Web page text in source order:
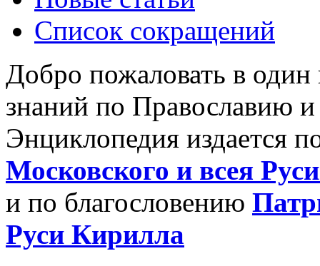
Список сокращений
Добро пожаловать в
знаний по Православию
Энциклопедия издается
Московского и всея
и по благословению
Руси Кирилла